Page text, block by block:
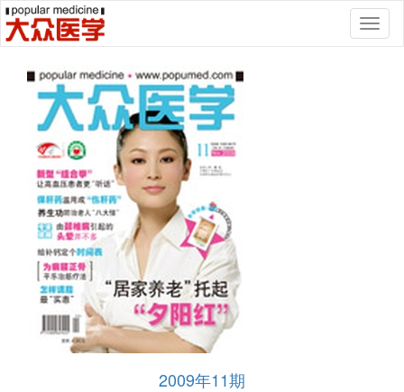
2009年11期